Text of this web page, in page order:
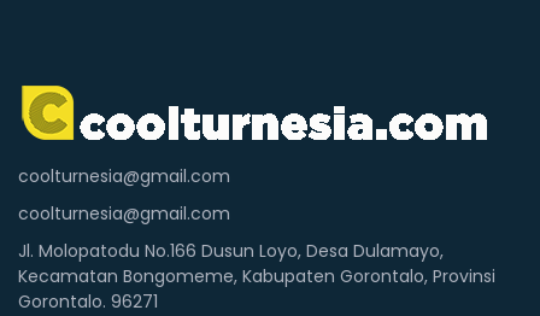
coolturnesia@gmail.com
coolturnesia@gmail.com
Jl. Molopatodu No.166 Dusun Loyo, Desa Dulamayo,
Kecamatan Bongomeme, Kabupaten Gorontalo, Provinsi
Gorontalo. 96271